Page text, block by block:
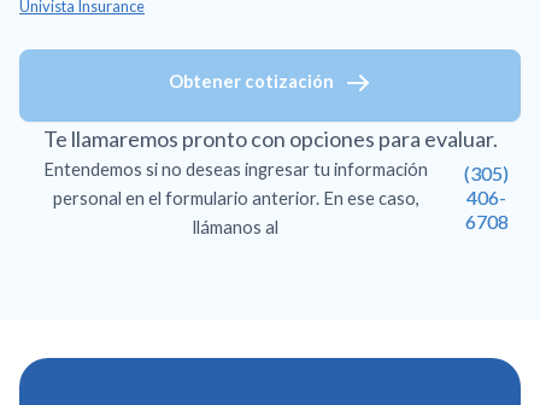
Univista Insurance
Obtener cotización
Te llamaremos pronto con opciones para evaluar.
Entendemos si no deseas ingresar tu información
personal en el formulario anterior. En ese caso,
llámanos al
(305)
406-
6708